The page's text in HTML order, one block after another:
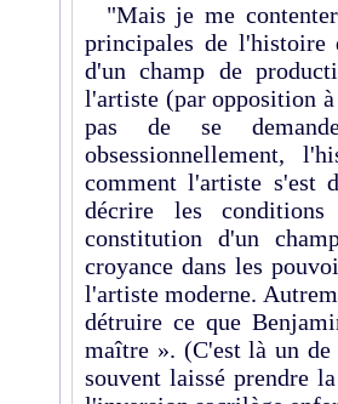
"Mais je me
principales de l'histoire
d'un champ de
l'artiste (par opposition
pas de se
obsessionnellement,
comment l'artiste s'est
décrire les
constitution d'un
croyance dans les
l'artiste moderne.
détruire ce que
maître ». (C'est là un de
souvent laissé prendre